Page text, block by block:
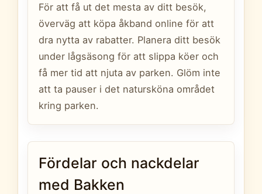
För att få ut det mesta av ditt besök,
överväg att köpa åkband online för att
dra nytta av rabatter. Planera ditt besök
under lågsäsong för att slippa köer och
få mer tid att njuta av parken. Glöm inte
att ta pauser i det natursköna området
kring parken.
Fördelar och nackdelar
med Bakken